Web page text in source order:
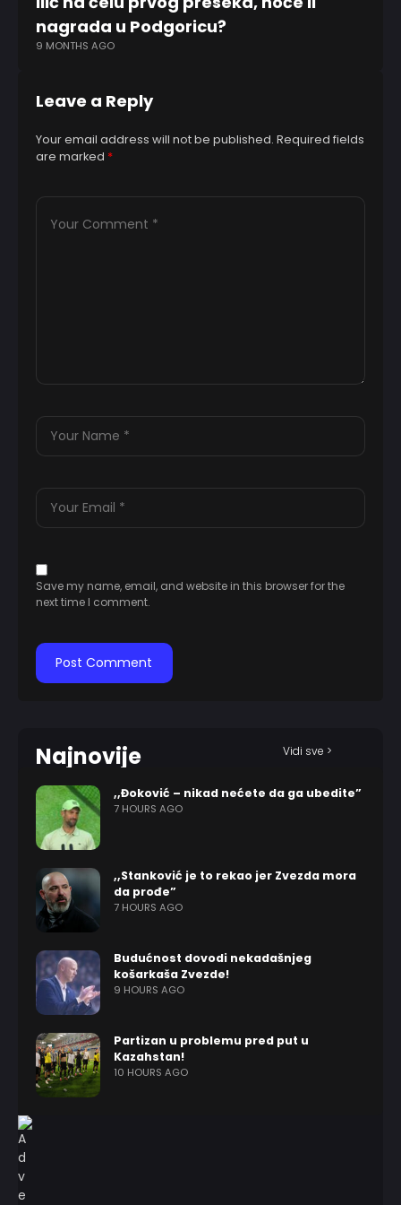
nagrada u Podgoricu?
9 MONTHS AGO
Leave a Reply
Your email address will not be published. Required fields
are marked *
Save my name, email, and website in this browser for the
next time I comment.
Najnovije Vidi sve >
,,Đoković – nikad nećete da ga ubedite”
7 HOURS AGO
,,Stanković je to rekao jer Zvezda mora
da prođe”
7 HOURS AGO
Budućnost dovodi nekadašnjeg
košarkaša Zvezde!
9 HOURS AGO
Partizan u problemu pred put u
Kazahstan!
10 HOURS AGO